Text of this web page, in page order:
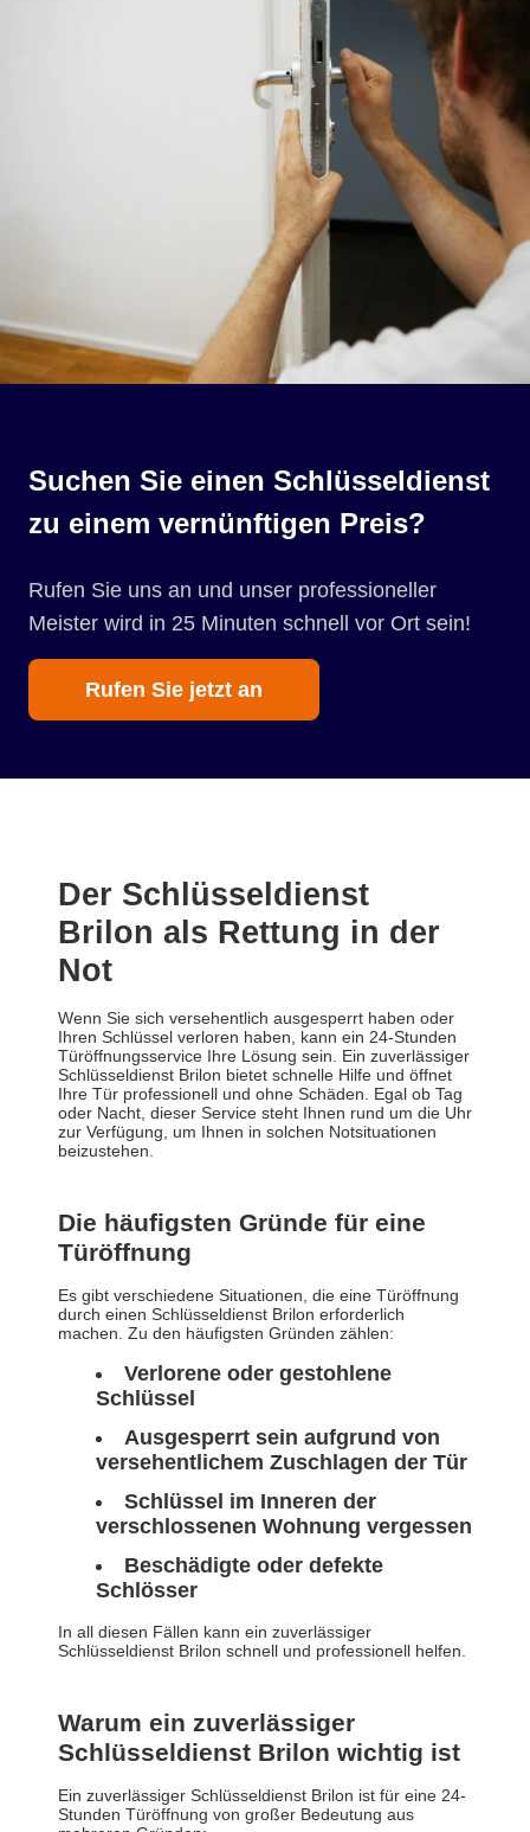
Suchen Sie einen Schlüsseldienst
zu einem vernünftigen Preis?
Rufen Sie uns an und unser professioneller
Meister wird in 25 Minuten schnell vor Ort sein!
Rufen Sie jetzt an
Der Schlüsseldienst
Brilon als Rettung in der
Not
Wenn Sie sich versehentlich ausgesperrt haben oder
Ihren Schlüssel verloren haben, kann ein 24-Stunden
Türöffnungsservice Ihre Lösung sein. Ein zuverlässiger
Schlüsseldienst Brilon bietet schnelle Hilfe und öffnet
Ihre Tür professionell und ohne Schäden. Egal ob Tag
oder Nacht, dieser Service steht Ihnen rund um die Uhr
zur Verfügung, um Ihnen in solchen Notsituationen
beizustehen.
Die häufigsten Gründe für eine
Türöffnung
Es gibt verschiedene Situationen, die eine Türöffnung
durch einen Schlüsseldienst Brilon erforderlich
machen. Zu den häufigsten Gründen zählen:
Verlorene oder gestohlene
Schlüssel
Ausgesperrt sein aufgrund von
versehentlichem Zuschlagen der Tür
Schlüssel im Inneren der
verschlossenen Wohnung vergessen
Beschädigte oder defekte
Schlösser
In all diesen Fällen kann ein zuverlässiger
Schlüsseldienst Brilon schnell und professionell helfen.
Warum ein zuverlässiger
Schlüsseldienst Brilon wichtig ist
Ein zuverlässiger Schlüsseldienst Brilon ist für eine 24-
Stunden Türöffnung von großer Bedeutung aus